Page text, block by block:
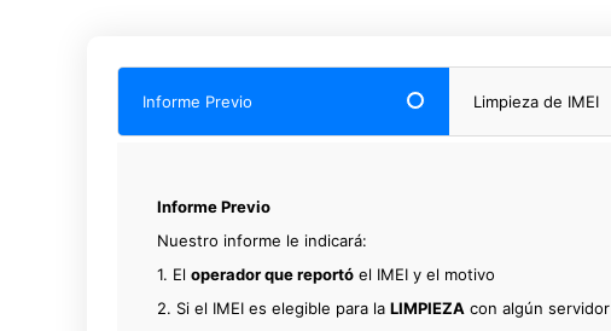
Informe Previo Limpieza de IMEI
Informe Previo
Nuestro informe le indicará:
1. El operador que reportó el IMEI y el motivo
2. Si el IMEI es elegible para la LIMPIEZA con algún servidor